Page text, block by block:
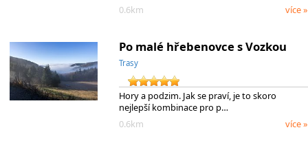
0.6km
více »
Po malé hřebenovce s Vozkou
Trasy
Hory a podzim. Jak se praví, je to skoro
nejlepší kombinace pro p…
0.6km
více »